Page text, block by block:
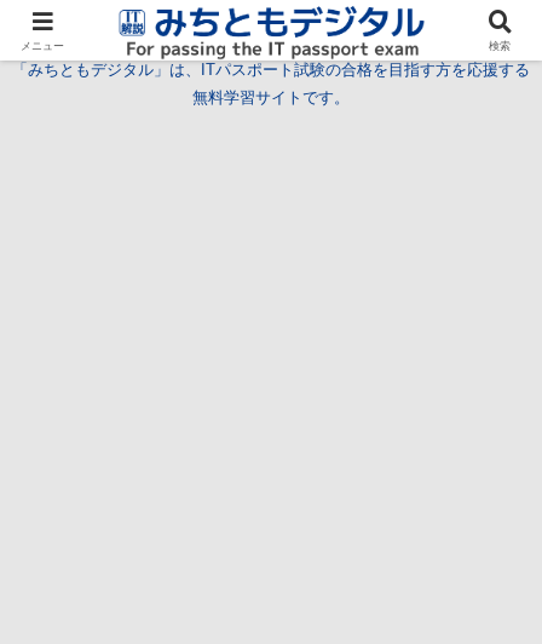
試験情報 学習方法 用語 問題 特集 お問い合わせ
「みちともデジタル」は、ITパスポート試験の合格を目指す方を応援する
無料学習サイトです。
メニュー 検索